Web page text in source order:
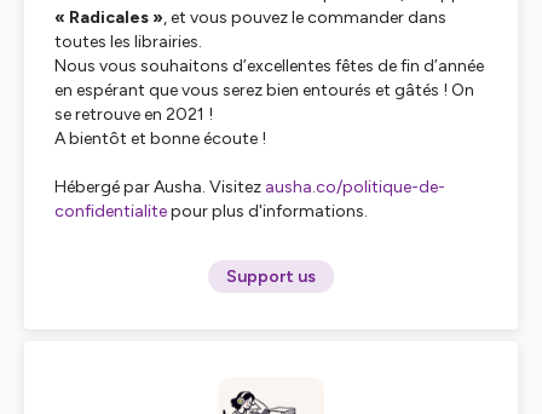
« Radicales », et vous pouvez le commander dans
toutes les librairies.
Nous vous souhaitons d’excellentes fêtes de fin d’année
en espérant que vous serez bien entourés et gâtés ! On
se retrouve en 2021 !
A bientôt et bonne écoute !
Hébergé par Ausha. Visitez ausha.co/politique-de-
confidentialitepour plus d'informations.
Support us